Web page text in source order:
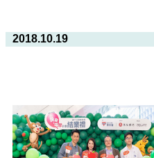
2018.10.19